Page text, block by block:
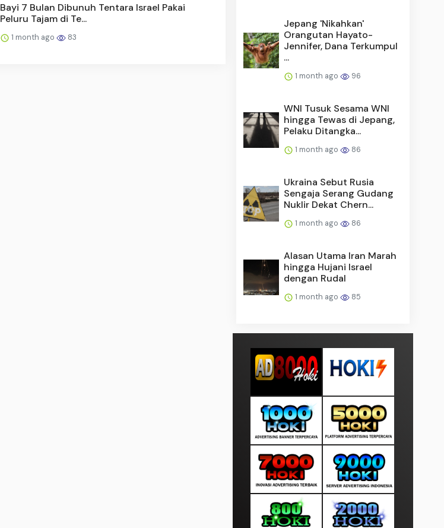
Bayi 7 Bulan Dibunuh Tentara Israel Pakai
Peluru Tajam di Te...
1 month ago 83
Jepang 'Nikahkan'
Orangutan Hayato-
Jennifer, Dana Terkumpul
...
1 month ago 96
WNI Tusuk Sesama WNI
hingga Tewas di Jepang,
Pelaku Ditangka...
1 month ago 86
Ukraina Sebut Rusia
Sengaja Serang Gudang
Nuklir Dekat Chern...
1 month ago 86
Alasan Utama Iran Marah
hingga Hujani Israel
dengan Rudal
1 month ago 85